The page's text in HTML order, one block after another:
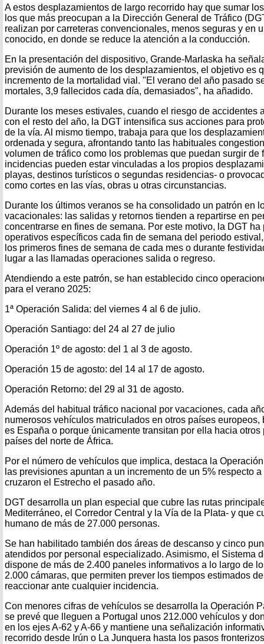
A estos desplazamientos de largo recorrido hay que sumar
los que más preocupan a la Dirección General de Tráfico
realizan por carreteras convencionales, menos seguras y en
conocido, en donde se reduce la atención a la conducción.
En la presentación del dispositivo, Grande-Marlaska ha
previsión de aumento de los desplazamientos, el objetivo es
incremento de la mortalidad vial. "El verano del año pasado
mortales, 3,9 fallecidos cada día, demasiados", ha añadido.
Durante los meses estivales, cuando el riesgo de accidentes
con el resto del año, la DGT intensifica sus acciones para
de la vía. Al mismo tiempo, trabaja para que los
ordenada y segura, afrontando tanto las habituales
volumen de tráfico como los problemas que puedan surgir de
incidencias pueden estar vinculadas a los propios
playas, destinos turísticos o segundas residencias- o
como cortes en las vías, obras u otras circunstancias.
Durante los últimos veranos se ha consolidado un patrón en
vacacionales: las salidas y retornos tienden a repartirse en
concentrarse en fines de semana. Por este motivo, la DGT
operativos específicos cada fin de semana del periodo
los primeros fines de semana de cada mes o durante
lugar a las llamadas operaciones salida o regreso.
Atendiendo a este patrón, se han establecido cinco
para el verano 2025:
1ª Operación Salida: del viernes 4 al 6 de julio.
Operación Santiago: del 24 al 27 de julio
Operación 1º de agosto: del 1 al 3 de agosto.
Operación 15 de agosto: del 14 al 17 de agosto.
Operación Retorno: del 29 al 31 de agosto.
Además del habitual tráfico nacional por vacaciones, cada
numerosos vehículos matriculados en otros países
es España o porque únicamente transitan por ella hacia
países del norte de África.
Por el número de vehículos que implica, destaca la
las previsiones apuntan a un incremento de un 5% respecto
cruzaron el Estrecho el pasado año.
DGT desarrolla un plan especial que cubre las rutas
Mediterráneo, el Corredor Central y la Vía de la Plata- y que
humano de más de 27.000 personas.
Se han habilitado también dos áreas de descanso y cinco
atendidos por personal especializado. Asimismo, el Sistema
dispone de más de 2.400 paneles informativos a lo largo de
2.000 cámaras, que permiten prever los tiempos estimados
reaccionar ante cualquier incidencia.
Con menores cifras de vehículos se desarrolla la Operación
se prevé que lleguen a Portugal unos 212.000 vehículos y
en los ejes A-62 y A-66 y mantiene una señalización
recorrido desde Irún o La Junquera hasta los pasos